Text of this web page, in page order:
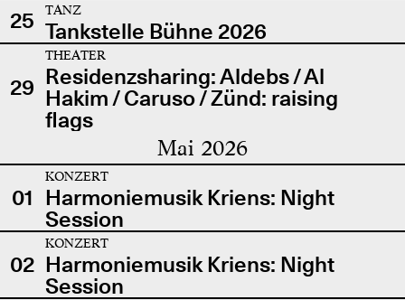
25
TANZ
Tankstelle Bühne 2026
29
THEATER
Residenzsharing: Aldebs / Al
Hakim / Caruso / Zünd: raising
flags
Mai 2026
01
KONZERT
Harmoniemusik Kriens: Night
Session
02
KONZERT
Harmoniemusik Kriens: Night
Session